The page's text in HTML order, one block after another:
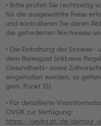
• Bitte prüfen Sie rechtzeitig
für die ausgewählte Reise
und kontrollieren Sie deren
die geforderten Nachweise
• Die Einhaltung der
dem Reisegast (inklusive
Gesundheits- sowie
eingehalten werden, so
gem. Punkt 15).
• Für detaillierte
ÖVGK zur Verfügung:
https://oevkg.at/de/